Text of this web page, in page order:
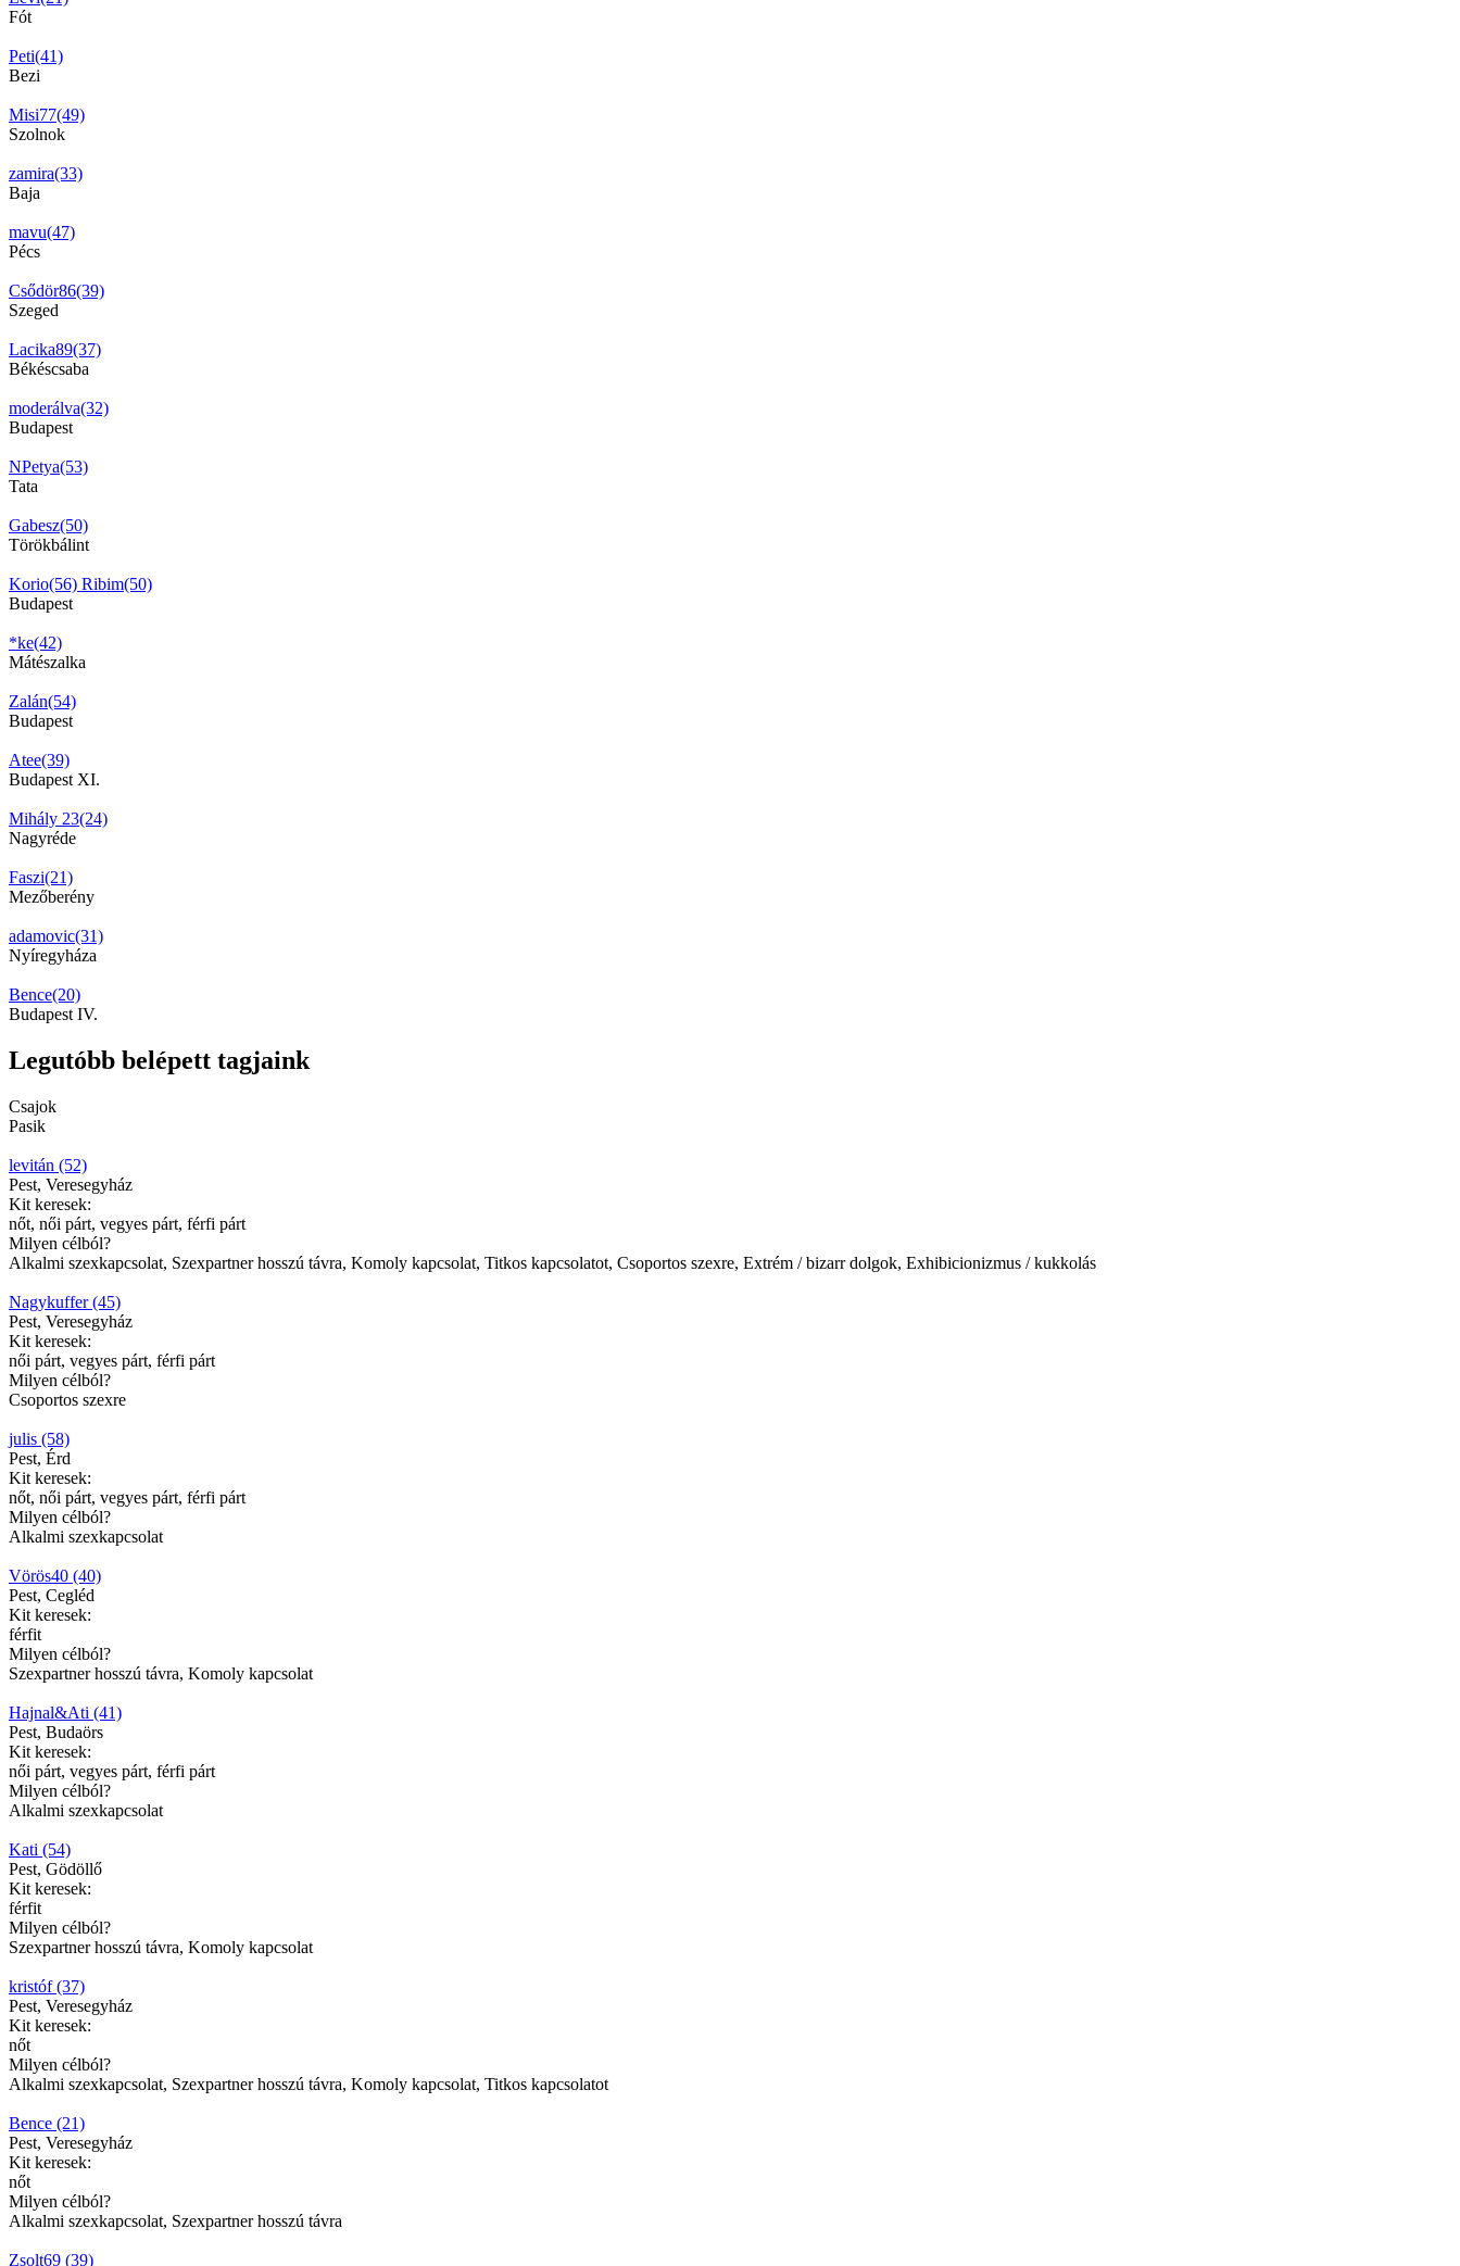
Fót
Peti(41)
Bezi
Misi77(49)
Szolnok
zamira(33)
Baja
mavu(47)
Pécs
Csődör86(39)
Szeged
Lacika89(37)
Békéscsaba
moderálva(32)
Budapest
NPetya(53)
Tata
Gabesz(50)
Törökbálint
Korio(56) Ribim(50)
Budapest
*ke(42)
Mátészalka
Zalán(54)
Budapest
Atee(39)
Budapest XI.
Mihály 23(24)
Nagyréde
Faszi(21)
Mezőberény
adamovic(31)
Nyíregyháza
Bence(20)
Budapest IV.
Legutóbb belépett tagjaink
Csajok
Pasik
levitán (52)
Pest, Veresegyház
Kit keresek:
nőt, női párt, vegyes párt, férfi párt
Milyen célból?
Alkalmi szexkapcsolat, Szexpartner hosszú távra, Komoly kapcsolat, Titkos kapcsolatot, Csoportos szexre, Extrém / bizarr dolgok, Exhibicionizmus / kukkolás
Nagykuffer (45)
Pest, Veresegyház
Kit keresek:
női párt, vegyes párt, férfi párt
Milyen célból?
Csoportos szexre
julis (58)
Pest, Érd
Kit keresek:
nőt, női párt, vegyes párt, férfi párt
Milyen célból?
Alkalmi szexkapcsolat
Vörös40 (40)
Pest, Cegléd
Kit keresek:
férfit
Milyen célból?
Szexpartner hosszú távra, Komoly kapcsolat
Hajnal&Ati (41)
Pest, Budaörs
Kit keresek:
női párt, vegyes párt, férfi párt
Milyen célból?
Alkalmi szexkapcsolat
Kati (54)
Pest, Gödöllő
Kit keresek:
férfit
Milyen célból?
Szexpartner hosszú távra, Komoly kapcsolat
kristóf (37)
Pest, Veresegyház
Kit keresek:
nőt
Milyen célból?
Alkalmi szexkapcsolat, Szexpartner hosszú távra, Komoly kapcsolat, Titkos kapcsolatot
Bence (21)
Pest, Veresegyház
Kit keresek:
nőt
Milyen célból?
Alkalmi szexkapcsolat, Szexpartner hosszú távra
Zsolt69 (39)